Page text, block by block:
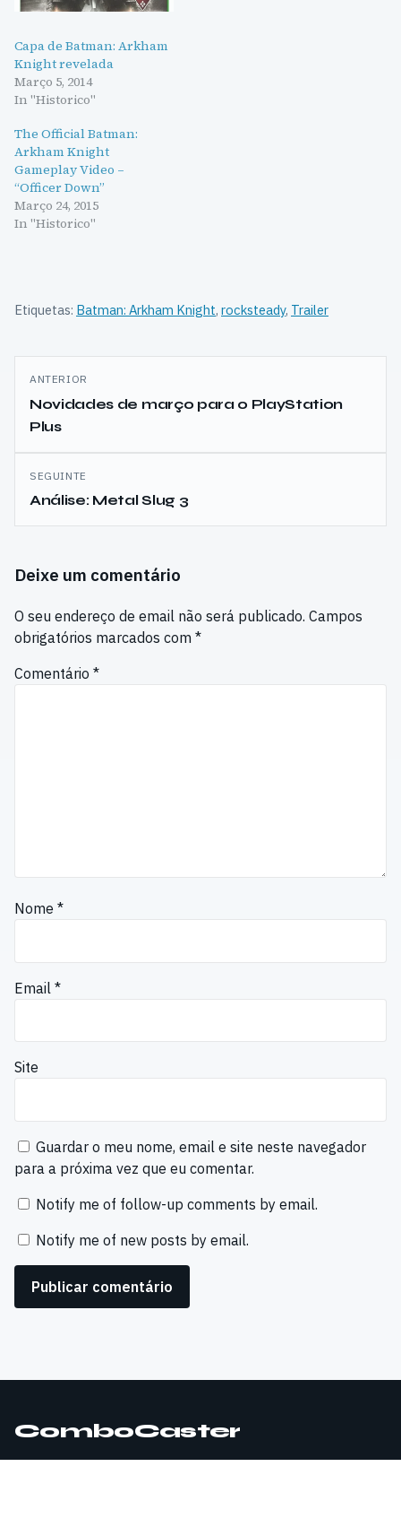
Capa de Batman: Arkham
Knight revelada
Março 5, 2014
In "Historico"
The Official Batman:
Arkham Knight
Gameplay Video –
“Officer Down”
Março 24, 2015
In "Historico"
Etiquetas: Batman: Arkham Knight, rocksteady, Trailer
Navegação
de
artigos
ANTERIOR
Novidades de março para o PlayStation
Plus
SEGUINTE
Análise: Metal Slug 3
Deixe um comentário
O seu endereço de email não será publicado. Campos
obrigatórios marcados com *
Comentário *
Nome *
Email *
Site
Guardar o meu nome, email e site neste navegador
para a próxima vez que eu comentar.
Notify me of follow-up comments by email.
Notify me of new posts by email.
ComboCaster